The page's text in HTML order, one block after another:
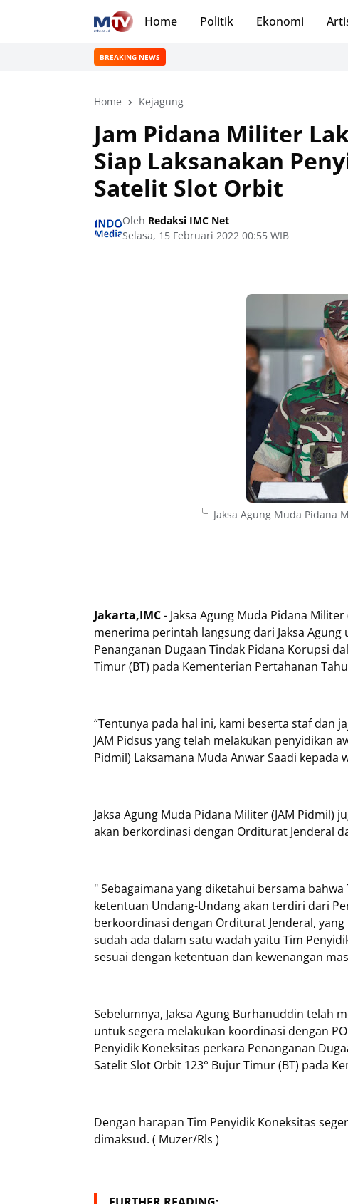
Home Politik Ekonomi
BREAKING NEWS
Home Kejagung
Jam Pidana Militer
Siap Laksanakan
Satelit Slot Orbit
Oleh Redaksi IMC Net
Selasa, 15 Februari 2022 00:55 WIB
Jaksa Agung Muda Pidana
Jakarta,IMC- Jaksa Agung Muda Pidana
menerima perintah langsung dari Jaksa
Penanganan Dugaan Tindak Pidana Korupsi
Timur (BT) pada Kementerian Pertahanan
“Tentunya pada hal ini, kami beserta staf dan
JAM Pidsus yang telah melakukan penyidikan
Pidmil) Laksamana Muda Anwar Saadi kepada
Jaksa Agung Muda Pidana Militer (JAM Pidmil)
akan berkordinasi dengan Orditurat Jenderal
" Sebagaimana yang diketahui bersama
ketentuan Undang-Undang akan terdiri dari
berkoordinasi dengan Orditurat Jenderal,
sudah ada dalam satu wadah yaitu Tim
sesuai dengan ketentuan dan kewenangan
Sebelumnya, Jaksa Agung Burhanuddin telah
untuk segera melakukan koordinasi dengan
Penyidik Koneksitas perkara Penanganan
Satelit Slot Orbit 123° Bujur Timur (BT) pada
Dengan harapan Tim Penyidik Koneksitas
dimaksud. ( Muzer/Rls )